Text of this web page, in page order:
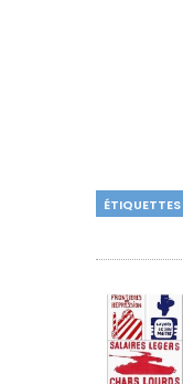
ÉTIQUETTES